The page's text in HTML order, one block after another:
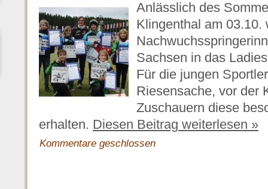
Anlässlich des
Klingenthal am
Sachsen in das
Für die jungen
Riesensache, vor der
Zuschauern diese
erhalten. Diesen Beitrag weiterlesen »
Kommentare geschlossen